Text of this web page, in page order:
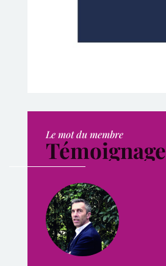
Le mot du membre
Témoignage